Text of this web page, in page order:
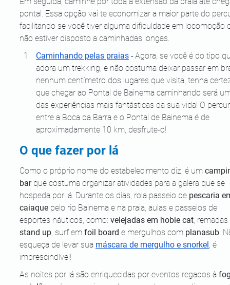
pontal. Essa opção vai te economizar a maior parte do
facilitando se você tiver alguma dificuldade em locomoção
não estiver disposto a caminhadas longas.
Caminhando pelas praias - Agora, se você é do tipo
adora um trekking, e não costuma deixar passar em
nenhum centímetro dos lugares que visita, tenha
que chegar ao Pontal de Bainema caminhando será
das experiências mais fantásticas da sua vida! O
entre a Boca da Barra e o Pontal de Bainema é de
aproximadamente 10 km, desfrute-o!
O que fazer por lá
Como o próprio nome do estabelecimento diz, é um
bar que costuma organizar atividades para a galera que se
hospeda por lá. Durante os dias, rola passeio de pescaria
caiaque pelo rio Bainema e na praia, aulas e passeios de
esportes náuticos, como: velejadas em hobie cat,
stand up, surf em foil board e mergulhos com planasub.
esqueça de levar sua máscara de mergulho e snorkel, é
imprescindível!
As noites por lá são enriquecidas por eventos regados à